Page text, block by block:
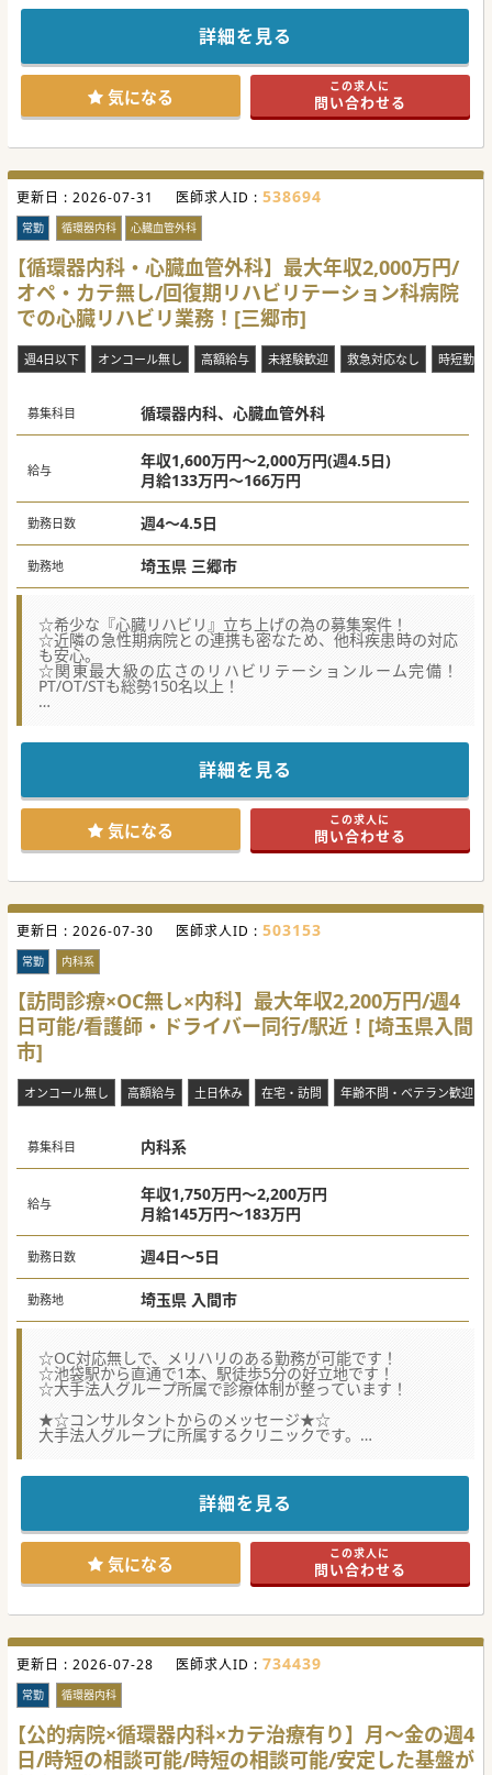
です。
経験を積みたい先生も、ベテランの先生も歓迎！
運営法人は関東全体で病院・クリニックを展開しております
ので、経営面も安定しています。
長期就業先をお探しの方は、是非お問合せください。
詳細を見る
気になる この求人に
問い合わせる
更新日 : 2026-07-31 医師求人ID : 538694
常勤 循環器内科 心臓血管外科
【循環器内科・心臓血管外科】最大年収2,000万円/
オペ・カテ無し/回復期リハビリテーション科病院
での心臓リハビリ業務！[三郷市]
週4日以下 オンコール無し 高額給与 未経験歓迎 救急対応なし 時短勤務
募集科目 循環器内科、心臓血管外科
給与
年収1,600万円～2,000万円(週4.5日)
月給133万円～166万円
勤務日数 週4～4.5日
勤務地 埼玉県 三郷市
☆希少な『心臓リハビリ』立ち上げの為の募集案件！
☆近隣の急性期病院との連携も密なため、他科疾患時の対応
も安心。
☆関東最大級の広さのリハビリテーションルーム完備！
PT/OT/STも総勢150名以上！
能なので県内はもちろん、都内からも通勤容易です。
■産休・育休や有給休暇も取得しやすい職場の雰囲気。助け
合いの精神が根付いており、復職率も高い職場です。
■関係性の強い大学医局はなく、紹介会社経由のご入職の先
生も多数在籍しております。気兼ねなくお問い合わせ下さ
【医療機関情報】
手グループ法人の為、経営安定。福利厚生も充実の職場。
■急性期を脱却した患者様が通常の生活に戻れるようになる
ことを第一に、各々にベストなリハビリの提供心がけており
ます。
■150名以上いるリハスタッフは皆やる気に満ち溢れてお
り、その思いが病院全体の雰囲気の大半を形成しておりま
す。
【募集背景】
■心臓リハビリの立ち上げを目指しての募集となります。グ
ループ病院での研修も可能な為、リハビリ未経験の先生もご
安心下さい。
■1人1人の患者様にとってベストなリハビリの提供を、リハ
スタッフと共に模索していただける先生を求めております。
■随時お受入の体制は整っておりますので、ご希望のご入職
#年度内入職可 #秋入職可
詳細を見る
気になる この求人に
問い合わせる
更新日 : 2026-07-30 医師求人ID : 503153
常勤 内科系
【訪問診療×OC無し×内科】最大年収2,200万円/週4
日可能/看護師・ドライバー同行/駅近！[埼玉県入間
市]
オンコール無し 高額給与 土日休み 在宅・訪問 年齢不問・ベテラン歓迎
募集科目 内科系
給与
年収1,750万円～2,200万円
月給145万円～183万円
勤務日数 週4日～5日
勤務地 埼玉県 入間市
☆OC対応無しで、メリハリのある勤務が可能です！
☆池袋駅から直通で1本、駅徒歩5分の好立地です！
☆大手法人グループ所属で診療体制が整っています！
★☆コンサルタントからのメッセージ★☆
大手法人グループに所属するクリニックです。
常勤医師のOC対応はありませんので、オンオフの切替えが
訪問診療の合間に、外来を対応してくださる先生を募集して
地域の患者様を広く診察、地域密着医療にご協力いただける
先生は大歓迎です。
池袋駅から最寄駅までは下り方面の直通で34分、駅徒歩3分
で通勤し易い立地です。
#年度内入職可 #秋入職可
詳細を見る
気になる この求人に
問い合わせる
更新日 : 2026-07-28 医師求人ID : 734439
常勤 循環器内科
【公的病院×循環器内科×カテ治療有り】月～金の週4
日/時短の相談可能/時短の相談可能/安定した基盤が